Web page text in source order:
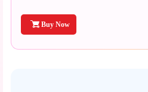
Buy Now